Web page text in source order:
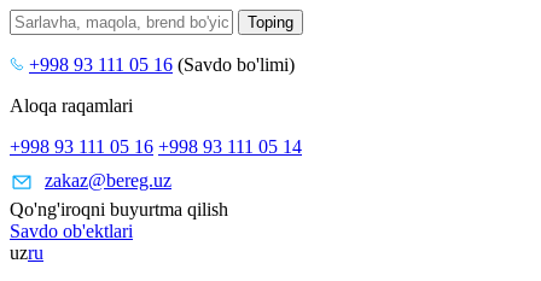
+998 93 111 05 16 (Savdo bo'limi)
Aloqa raqamlari
+998 93 111 05 16 +998 93 111 05 14
zakaz@bereg.uz
Qo'ng'iroqni buyurtma qilish
Savdo ob'ektlari
uzru